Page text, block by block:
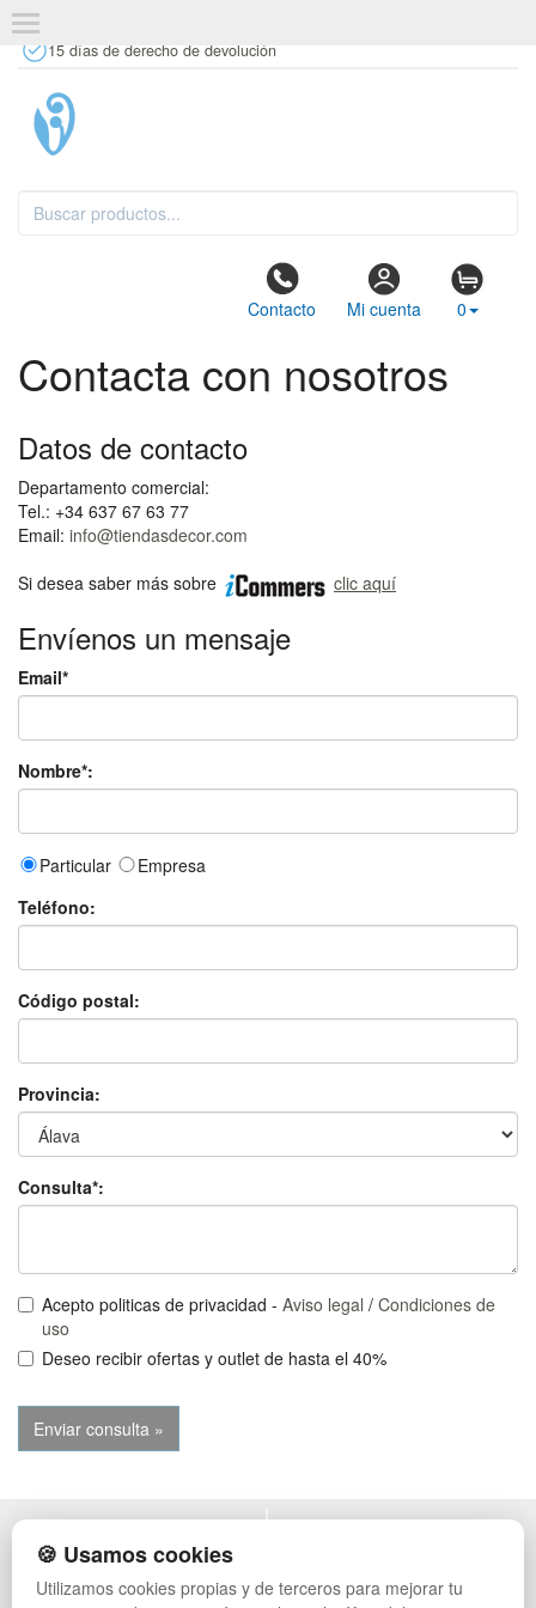
15 días de derecho de devolución
Contacto Mi cuenta 0
Contacta con nosotros
Datos de contacto
Departamento comercial:
Tel.: +34 637 67 63 77
Email: info@tiendasdecor.com
Si desea saber más sobre
clic aquí
Envíenos un mensaje
Email*
Nombre*:
Particular
Empresa
Teléfono:
Código postal:
Provincia:
Consulta*:
Acepto politicas de privacidad - Aviso legal / Condiciones de
uso
Deseo recibir ofertas y outlet de hasta el 40%
POLÍTICA DE PRIVACIDAD
CONDICIONES DE USO
CAMBIOS Y DEVOLUCIONES
MUEBLES VINTAGE
🍪 Usamos cookies
Utilizamos cookies propias y de terceros para mejorar tu